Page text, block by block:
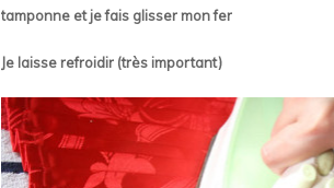
tamponne et je fais glisser mon fer
Je laisse refroidir (très important)